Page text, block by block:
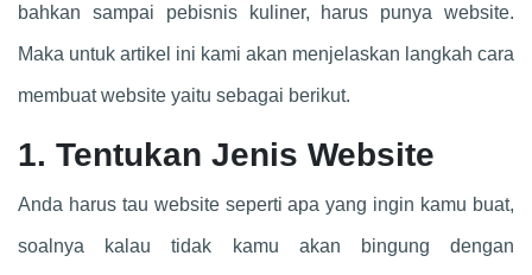
bahkan sampai pebisnis kuliner, harus punya website.
Maka untuk artikel ini kami akan menjelaskan langkah cara
membuat website yaitu sebagai berikut.
1. Tentukan Jenis Website
Anda harus tau website seperti apa yang ingin kamu buat,
soalnya kalau tidak kamu akan bingung dengan